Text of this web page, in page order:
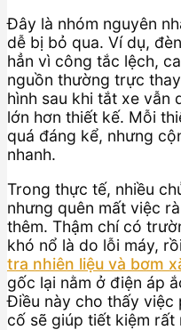
Đây là nhóm nguyên
dễ bị bỏ qua. Ví dụ,
hẳn vì công tắc lệch,
nguồn thường trực
hình sau khi tắt xe vẫn
lớn hơn thiết kế. Mỗi
quá đáng kể, nhưng
nhanh.
Trong thực tế, nhiều
nhưng quên mất việc
thêm. Thậm chí có
khó nổ là do lỗi máy,
tra nhiên liệu và bơm
gốc lại nằm ở điện áp
Điều này cho thấy việc
cố sẽ giúp tiết kiệm rất